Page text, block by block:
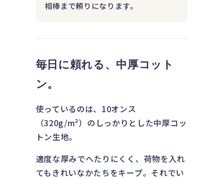
相棒まで頼りになります。
毎日に頼れる、中厚コット
ン。
使っているのは、10オンス
（320g/m²）のしっかりとした中厚コッ
トン生地。
適度な厚みでへたりにくく、荷物を入れ
てもきれいなかたちをキープ。それでい